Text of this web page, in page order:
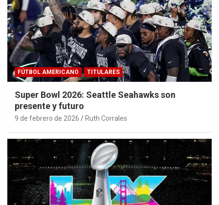
FÚTBOL AMERICANO TITULARES
Super Bowl 2026: Seattle Seahawks son
presente y futuro
9 de febrero de 2026 Ruth Corrales